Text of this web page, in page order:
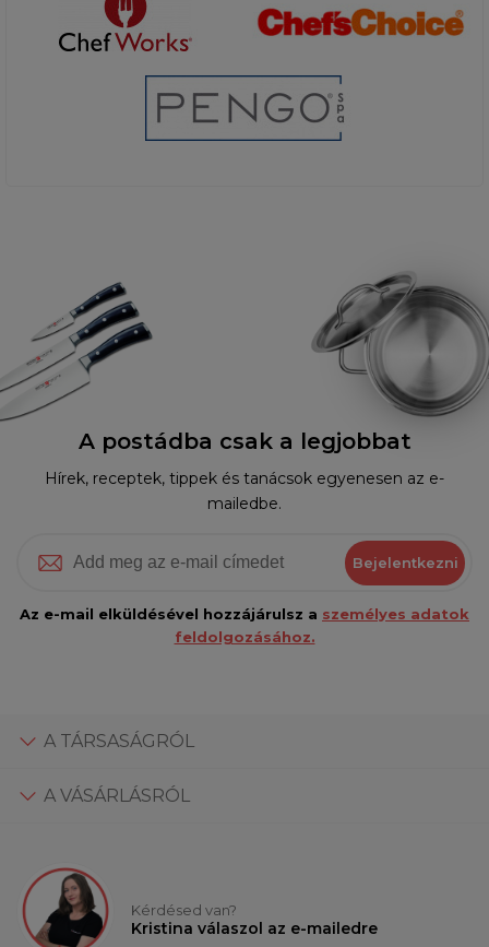
A postádba csak a legjobbat
Hírek, receptek, tippek és tanácsok egyenesen az e-
mailedbe.
Bejelentkezni
Az e-mail elküldésével hozzájárulsz a személyes adatok
feldolgozásához.
A TÁRSASÁGRÓL
A VÁSÁRLÁSRÓL
Kérdésed van?
Kristina válaszol az e-mailedre